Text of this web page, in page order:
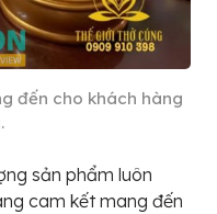
đến cho khách hàng
sản phẩm luôn
cam kết mang đến